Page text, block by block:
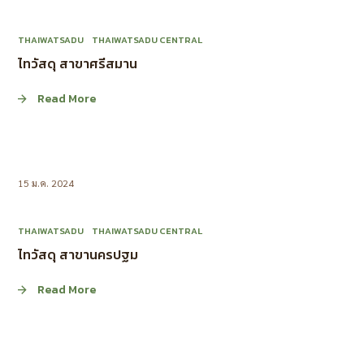
THAIWATSADU THAIWATSADU CENTRAL
ไทวัสดุ สาขาศรีสมาน
Read More
15 ม.ค. 2024
THAIWATSADU THAIWATSADU CENTRAL
ไทวัสดุ สาขานครปฐม
Read More